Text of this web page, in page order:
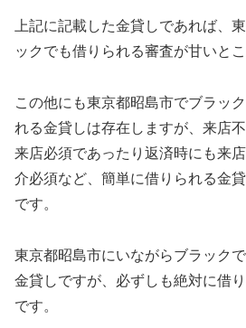
上記に記載した金貸しであれば、
ックでも借りられる審査が甘いとこ
この他にも東京都昭島市でブラッ
れる金貸しは存在しますが、来店
来店必須であったり返済時にも来
介必須など、簡単に借りられる金
です。
東京都昭島市にいながらブラック
金貸しですが、必ずしも絶対に借
です。